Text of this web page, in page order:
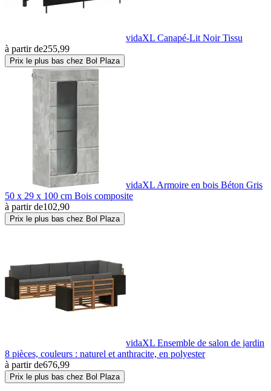
vidaXL Canapé-Lit Noir Tissu
à partir de255,99
Prix le plus bas chez Bol Plaza
vidaXL Armoire en bois Béton Gris
50 x 29 x 100 cm Bois composite
à partir de102,90
Prix le plus bas chez Bol Plaza
vidaXL Ensemble de salon de jardin
8 pièces, couleurs : naturel et anthracite, en polyester
à partir de676,99
Prix le plus bas chez Bol Plaza